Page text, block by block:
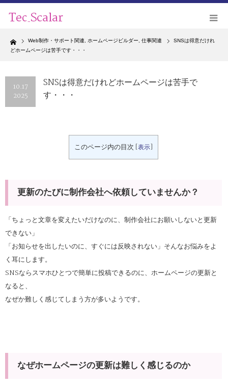
Home Web制作・サポート関連 ホームページビルダー 仕事関連
SNSは得意だけれ
どホームページは苦手です・・・
10.17
2025
SNSは得意だけれどホームページは苦手で
す・・・
このページ内の目次 [表示]
更新のたびに制作会社へ依頼していませんか？
「ちょっと文章を変えたいだけなのに、制作会社にお願いしないと更新
できない」
「お知らせを出したいのに、すぐには反映されない」そんなお悩みをよ
く耳にします。
SNSならスマホひとつで簡単に投稿できるのに、ホームページの更新と
なると、
なぜか難しく感じてしまう方が多いようです。
なぜホームページの更新は難しく感じるのか